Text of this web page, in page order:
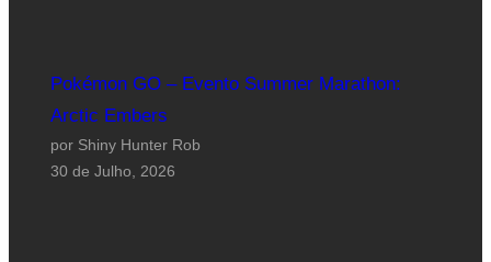
Pokémon GO – Evento Summer Marathon:
Arctic Embers
por Shiny Hunter Rob
30 de Julho, 2026